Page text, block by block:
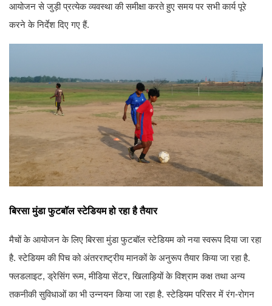
आयोजन से जुड़ी प्रत्येक व्यवस्था की समीक्षा करते हुए समय पर सभी कार्य पूरे
करने के निर्देश दिए गए हैं.
बिरसा मुंडा फुटबॉल स्टेडियम हो रहा है तैयार
मैचों के आयोजन के लिए बिरसा मुंडा फुटबॉल स्टेडियम को नया स्वरूप दिया जा रहा
है. स्टेडियम की पिच को अंतरराष्ट्रीय मानकों के अनुरूप तैयार किया जा रहा है.
फ्लडलाइट, ड्रेसिंग रूम, मीडिया सेंटर, खिलाड़ियों के विश्राम कक्ष तथा अन्य
तकनीकी सुविधाओं का भी उन्नयन किया जा रहा है. स्टेडियम परिसर में रंग-रोगन